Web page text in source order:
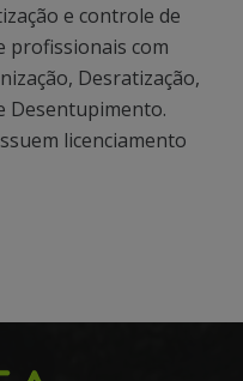
e controle de
profissionais com
Desratização,
Desentupimento.
licenciamento